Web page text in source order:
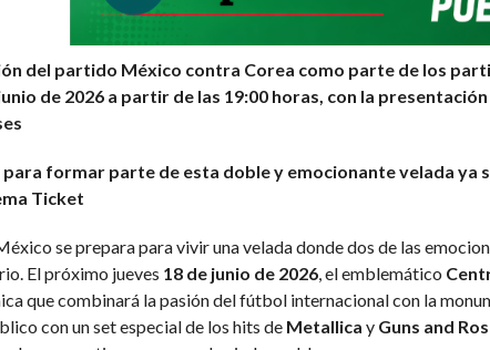
del partido México contra Corea como parte de los
de 2026 a partir de las 19:00 horas, con la
para formar parte de esta doble y emocionante velada
Ticket
se prepara para vivir una velada donde dos de las
El próximo jueves 18 de junio de 2026, el emblemático
que combinará la pasión del fútbol internacional con la
con un set especial de los hits de Metallica y Guns and